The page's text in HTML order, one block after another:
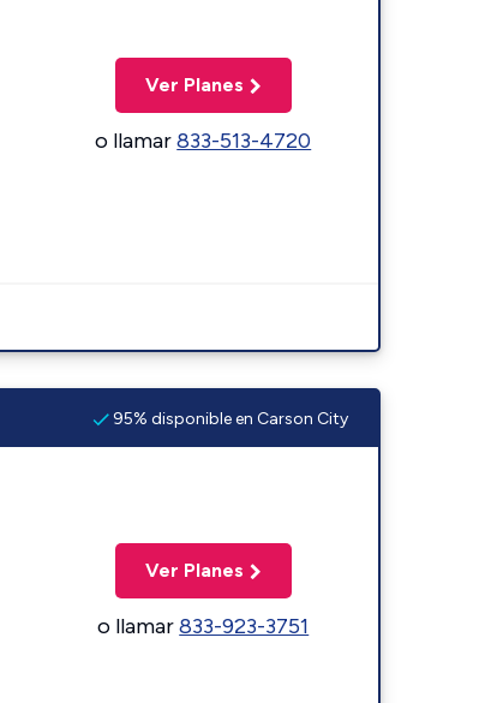
Ver Planes
o llamar833-513-4720
95% disponible en Carson City
Ver Planes
o llamar833-923-3751